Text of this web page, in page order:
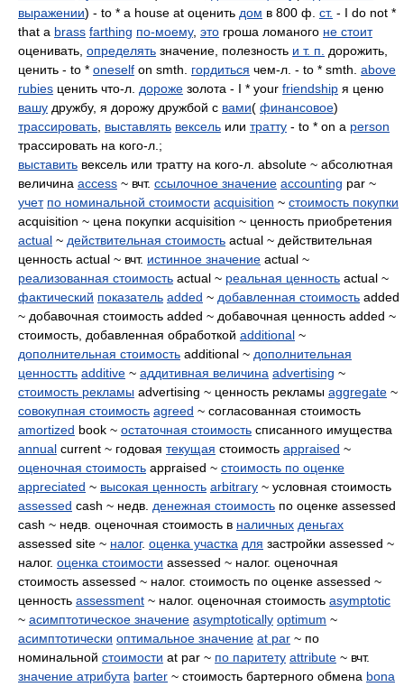
выражении) - to * a house at оценить дом в 800 ф. ст. - I do not *
that a brass farthing по-моему, это гроша ломаного не стоит
оценивать, определять значение, полезность и т. п.
дорожить,
ценить - to * oneself on smth. гордиться чем-л. - to * smth. above
rubies ценить что-л. дороже золота - I * your friendship я ценю
вашу дружбу, я дорожу дружбой с вами( финансовое)
трассировать выставлять вексель или тратту - to * on a person
трассировать на кого-л.;
выставить вексель или тратту на кого-л. absolute ~ абсолютная
величина access ~ вчт. ссылочное значение accounting par ~
учет по номинальной стоимости acquisition ~ стоимость покупки
acquisition ~ цена покупки acquisition ~ ценность приобретения
actual ~ действительная стоимость actual ~ действительная
ценность actual ~ вчт. истинное значение actual ~
реализованная стоимость actual ~ реальная ценность actual ~
фактический показатель added ~ добавленная стоимость added
~ добавочная стоимость added ~ добавочная ценность added ~
стоимость, добавленная обработкой additional ~
дополнительная стоимость additional ~ дополнительная
ценностть additive ~ аддитивная величина advertising ~
стоимость рекламы advertising ~ ценность рекламы aggregate ~
совокупная стоимость agreed ~ согласованная стоимость
amortized book ~ остаточная стоимость списанного имущества
annual current ~ годовая текущая стоимость appraised ~
оценочная стоимость appraised ~ стоимость по оценке
appreciated ~ высокая ценность arbitrary ~ условная стоимость
assessed cash ~ недв. денежная стоимость по оценке assessed
cash ~ недв. оценочная стоимость в наличных деньгах
assessed site ~ налог. оценка участка для застройки assessed ~
налог. оценка стоимости assessed ~ налог. оценочная
стоимость assessed ~ налог. стоимость по оценке assessed ~
ценность assessment ~ налог. оценочная стоимость asymptotic
~ асимптотическое значение asymptotically optimum ~
асимптотически оптимальное значение at par ~ по
номинальной стоимости at par ~ по паритету attribute ~ вчт.
значение атрибута barter ~ стоимость бартерного обмена bona